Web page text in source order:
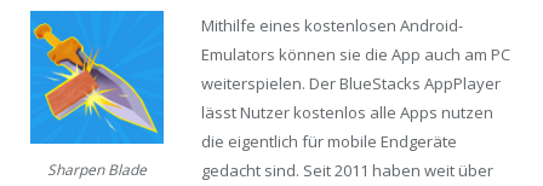
Sharpen Blade
Mithilfe eines kostenlosen Android-
Emulators können sie die App auch am PC
weiterspielen. Der BlueStacks AppPlayer
lässt Nutzer kostenlos alle Apps nutzen
die eigentlich für mobile Endgeräte
gedacht sind. Seit 2011 haben weit über